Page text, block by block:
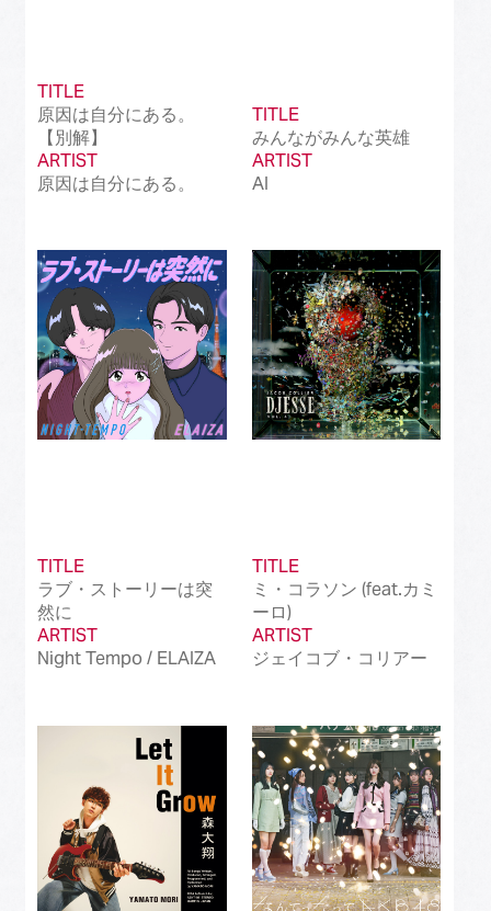
TITLE
原因は自分にある。
【別解】
ARTIST
原因は自分にある。
TITLE
みんながみんな英雄
ARTIST
AI
TITLE
ラブ・ストーリーは突
然に
ARTIST
Night Tempo / ELAIZA
TITLE
ミ・コラソン (feat.カミ
ーロ)
ARTIST
ジェイコブ・コリアー